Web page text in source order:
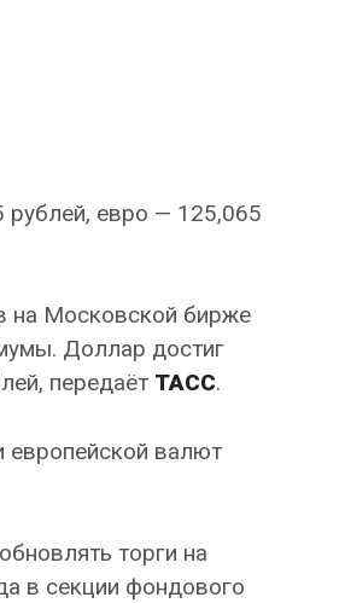
рублей, евро — 125,065
на Московской бирже
Доллар достиг
передаёт ТАСС.
европейской валют
торги на
в секции фондового